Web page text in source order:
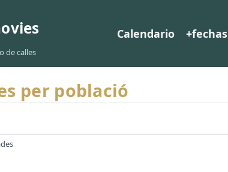
de calles
Calendario +fechas
per població